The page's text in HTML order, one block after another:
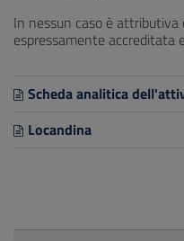
In nessun caso è
espressamente accreditata
Scheda analitica
Locandina